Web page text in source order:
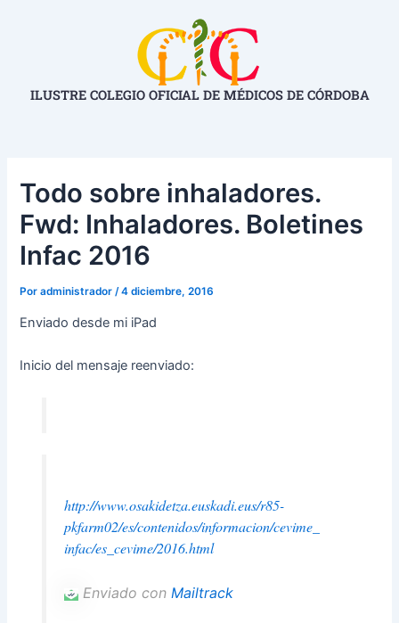
ILUSTRE COLEGIO OFICIAL DE MÉDICOS DE CÓRDOBA
Todo sobre inhaladores.
Fwd: Inhaladores. Boletines
Infac 2016
Poradministrador /4 diciembre, 2016
Enviado desde mi iPad
Inicio del mensaje reenviado:
http://www.osakidetza.euskadi.eus/r85-
pkfarm02/es/contenidos/informacion/cevime_
infac/es_cevime/2016.html
Enviado con Mailtrack